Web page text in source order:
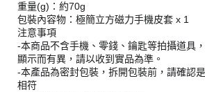
重量(g)：約70g
包裝內容物：極簡立方磁力手機皮套 x 1
注意事項
-本商品不含手機、零錢、鑰匙等拍攝道具
顯示而有異，請以收到實品為準。
-本產品為密封包裝，拆開包裝前，請確認
相符